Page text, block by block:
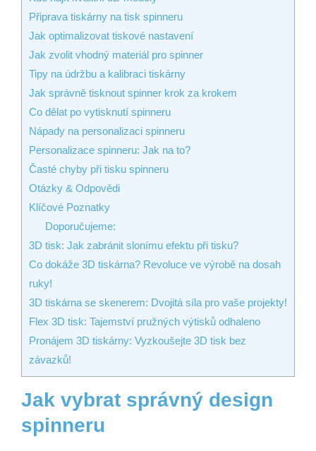
Připrava tiskárny na tisk spinneru
Jak optimalizovat tiskové nastavení
Jak zvolit vhodný materiál pro spinner
Tipy na údržbu a kalibraci tiskárny
Jak správně tisknout spinner krok za krokem
Co dělat po vytisknutí spinneru
Nápady na personalizaci spinneru
Personalizace spinneru: Jak na to?
Časté chyby při tisku spinneru
Otázky & Odpovědi
Klíčové Poznatky
Doporučujeme:
3D tisk: Jak zabránit slonímu efektu při tisku?
Co dokáže 3D tiskárna? Revoluce ve výrobě na dosah
ruky!
3D tiskárna se skenerem: Dvojitá síla pro vaše projekty!
Flex 3D tisk: Tajemství pružných výtisků odhaleno
Pronájem 3D tiskárny: Vyzkoušejte 3D tisk bez
závazků!
Jak vybrat správný design
spinneru